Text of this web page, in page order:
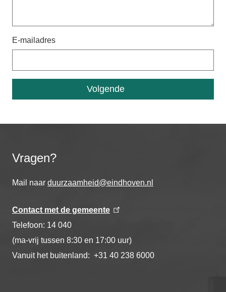
E-mailadres
Vragen?
Mail naar duurzaamheid@eindhoven.nl
Contact met de gemeente
Telefoon: 14 040
(ma-vrij tussen 8:30 en 17:00 uur)
Vanuit het buitenland: +31 40 238 6000